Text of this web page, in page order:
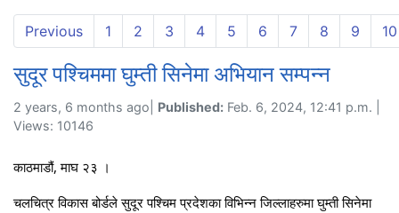
Previous 1 2 3 4 5 6 7 8 9 10
सुदूर पश्चिममा घुम्ती सिनेमा अभियान सम्पन्न
2 years, 6 months ago| Published: Feb. 6, 2024, 12:41 p.m. |
Views: 10146
काठमाडौं, माघ २३ ।
चलचित्र विकास बोर्डले सुदूर पश्चिम प्रदेशका विभिन्न जिल्लाहरुमा घुम्ती सिनेमा